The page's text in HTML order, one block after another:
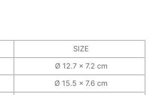
SIZE
Ø 12.7 x 7.2 cm
Ø 15.5 x 7.6 cm